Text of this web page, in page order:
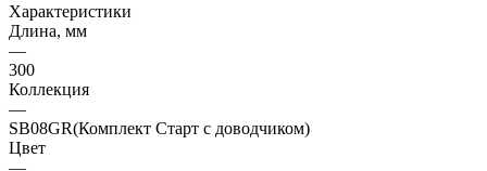
Характеристики
Длина, мм
—
300
Коллекция
—
SB08GR(Комплект Старт с доводчиком)
Цвет
—